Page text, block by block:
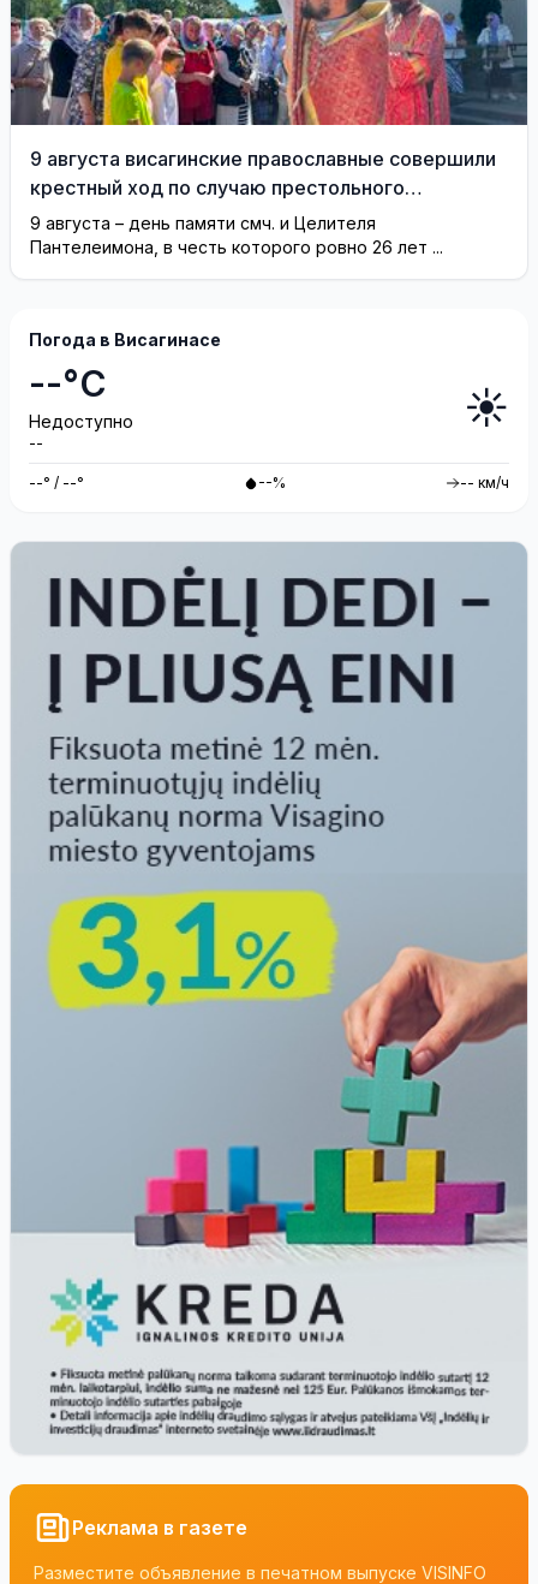
9 августа висагинские православные совершили
крестный ход по случаю престольного
праздника (фотогалерея)
9 августа – день памяти смч. и Целителя
Пантелеимона, в честь которого ровно 26 лет ...
Погода в Висагинасе
--°C
Недоступно
--
☀️
--° / --° --% -- км/ч
Реклама в газете
Разместите объявление в печатном выпуске VISINFO